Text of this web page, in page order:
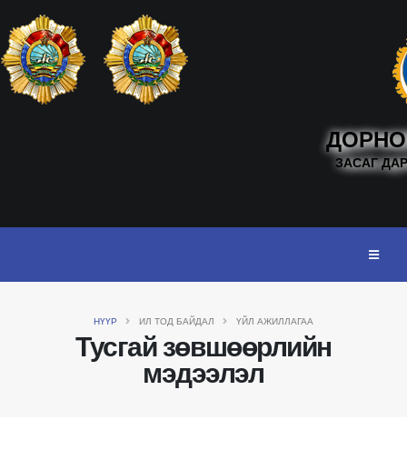
ЗАСАГ
НҮҮР ИЛ ТОД БАЙДАЛ ҮЙЛ АЖИЛЛАГАА
Тусгай зөвшөөрлийн
мэдээлэл